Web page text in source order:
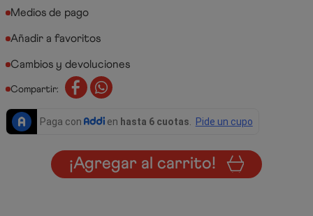
Medios de pago
Cambios y devoluciones
Compartir:
¡Agregar al carrito!